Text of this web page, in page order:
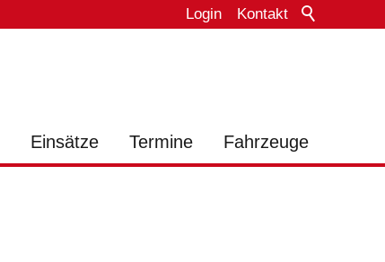
Kontakt
Login
Einsätze Termine Fahrzeuge